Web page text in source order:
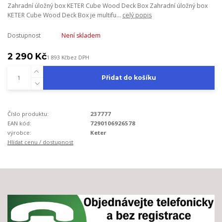
Zahradní úložný box KETER Cube Wood Deck Box Zahradní úložný box
KETER Cube Wood Deck Box je multifu... celý popis
Dostupnost Není skladem
2 290 Kč1 893 Kčbez DPH
Přidat do košíku
Číslo produktu:
237777
EAN kód:
7290106926578
výrobce:
Keter
Hlídat cenu / dostupnost